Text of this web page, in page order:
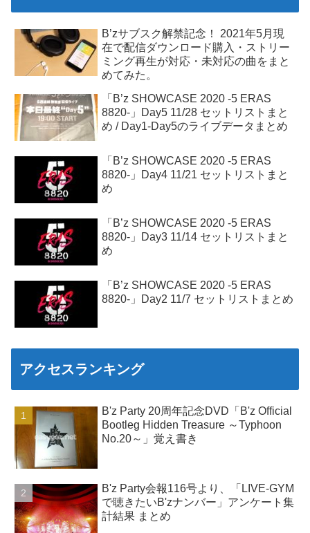
B’zサブスク解禁記念！ 2021年5月現
在で配信ダウンロード購入・ストリー
ミング再生が対応・未対応の曲をまと
めてみた。
「B’z SHOWCASE 2020 -5 ERAS
8820-」Day5 11/28 セットリストまと
め / Day1-Day5のライブデータまとめ
「B’z SHOWCASE 2020 -5 ERAS
8820-」Day4 11/21 セットリストまと
め
「B’z SHOWCASE 2020 -5 ERAS
8820-」Day3 11/14 セットリストまと
め
「B’z SHOWCASE 2020 -5 ERAS
8820-」Day2 11/7 セットリストまとめ
アクセスランキング
B'z Party 20周年記念DVD「B'z Official
Bootleg Hidden Treasure ～Typhoon
No.20～」覚え書き
B'z Party会報116号より、「LIVE-GYM
で聴きたいB'zナンバー」アンケート集
計結果 まとめ